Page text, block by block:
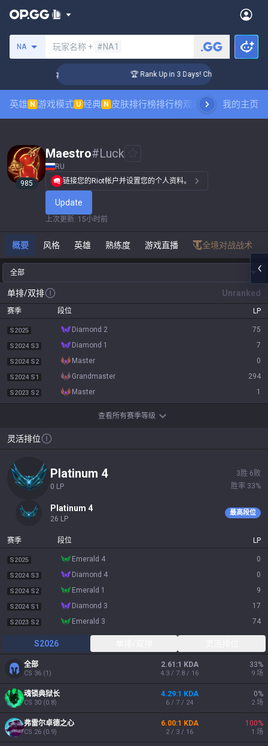
NA 玩家名称 + #NA1
🏆 Rank Up in 3 Days! Challenger Coaching
英雄 N 游戏模式 U 经典 N 皮肤排行榜排行榜观看职业比赛数据统
我的主页
985
Maestro#Luck
RU
链接您的Riot帐户并设置您的个人资料。
Update
上次更新: 15小时前
概要 风格 英雄 熟练度 游戏直播 全境对战战术
全部
单排/双排 Unranked
赛季 段位 LP
S2025 diamond 2 75
S2024 S3 diamond 1 7
S2024 S2 master 0
S2024 S1 grandmaster 294
S2023 S2 master 1
查看所有赛季等级
灵活排位
platinum 4
0 LP
3胜 6败
胜率 33%
platinum 4
26 LP
最高段位
赛季 段位 LP
S2025 emerald 4 0
S2024 S3 diamond 4 0
S2024 S2 emerald 1 9
S2024 S1 diamond 3 17
S2023 S2 emerald 3 74
S2026
全部
CS 36 (1)
2.61:1 KDA
4.3 / 7.8 / 16
33%
9 场
魂锁典狱长
CS 30 (0.8)
4.29:1 KDA
6 / 7 / 24
0%
2 场
弗雷尔卓德之心
CS 26 (0.9)
6.00:1 KDA
2 / 3 / 16
100%
1 场